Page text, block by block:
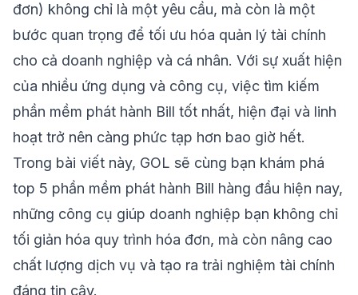
đơn) không chỉ là một yêu cầu, mà còn là một
bước quan trọng để tối ưu hóa quản lý tài chính
cho cả doanh nghiệp và cá nhân. Với sự xuất hiện
của nhiều ứng dụng và công cụ, việc tìm kiếm
phần mềm phát hành Bill tốt nhất, hiện đại và linh
hoạt trở nên càng phức tạp hơn bao giờ hết.
Trong bài viết này, GOL sẽ cùng bạn khám phá
top 5 phần mềm phát hành Bill hàng đầu hiện nay,
những công cụ giúp doanh nghiệp bạn không chỉ
tối giản hóa quy trình hóa đơn, mà còn nâng cao
chất lượng dịch vụ và tạo ra trải nghiệm tài chính
đáng tin cậy.